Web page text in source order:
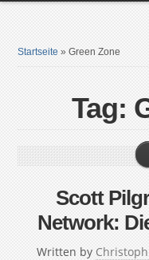
Startseite »Green Zone
Tag:
Scott
Network:
Written by